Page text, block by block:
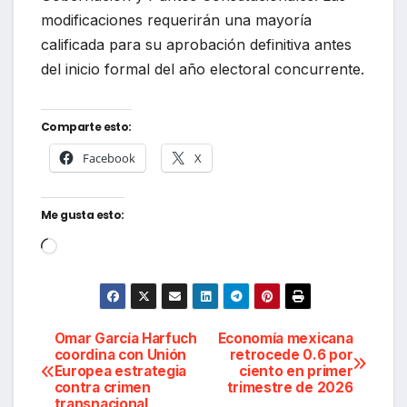
modificaciones requerirán una mayoría
calificada para su aprobación definitiva antes
del inicio formal del año electoral concurrente.
Comparte esto:
Facebook X
Me gusta esto:
Cargando...
Navegación
de
Economía mexicana
retrocede 0.6 por
ciento en primer
trimestre de 2026
Omar García Harfuch
coordina con Unión
Europea estrategia
contra crimen